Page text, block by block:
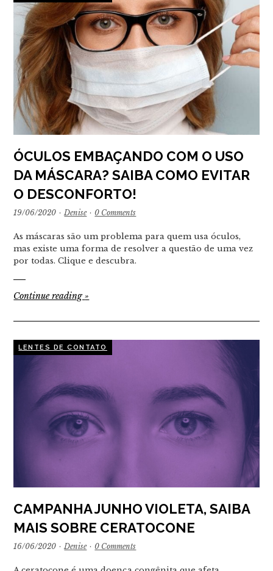
ÓCULOS EMBAÇANDO COM O USO
DA MÁSCARA? SAIBA COMO EVITAR
O DESCONFORTO!
19/06/2020 · Denise · 0 Comments
As máscaras são um problema para quem usa óculos,
mas existe uma forma de resolver a questão de uma vez
por todas. Clique e descubra.
Continue reading»
LENTES DE CONTATO
CAMPANHA JUNHO VIOLETA, SAIBA
MAIS SOBRE CERATOCONE
16/06/2020 · Denise · 0 Comments